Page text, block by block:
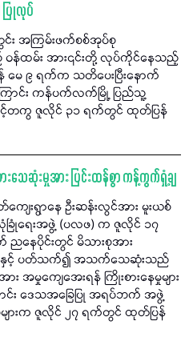
ပြုလုပ်
း အကြမ်းဖက်စစ်အုပ်စု
ထမ်း အား၎င်းတို့ လုပ်ကိုင်နေသည့်
န် မေ ၉ ရက်က သတိပေးပြီးနောက်
ြောင်း ကန်ပက်လက်မြို့ ပြည်သူ့
င့်တကွ ဇူလိုင် ၃၁ ရက်တွင် ထုတ်ပြန်
းသေဆုံးမှုအား ပြင်းထန်စွာ ကန့်ကွက်ရှုံ့ချ
ကျေးရွာနေ ဦးဆန်းလွင်အား မူးယစ်
ြုံရေးအဖွဲ့ (ပလဖ) က ဇူလိုင် ၁၇
ညနေပိုင်းတွင် မိသားစုအား
နှင့် ပတ်သက်၍ အသက်သေဆုံးသည်
အမှုကျေအေးရန် ကြိုးစားနေမှုများ
ာင်း ဒေသအခြေပြု အရပ်ဘက် အဖွဲ့
ျားက ဇူလိုင် ၂၇ ရက်တွင် ထုတ်ပြန်